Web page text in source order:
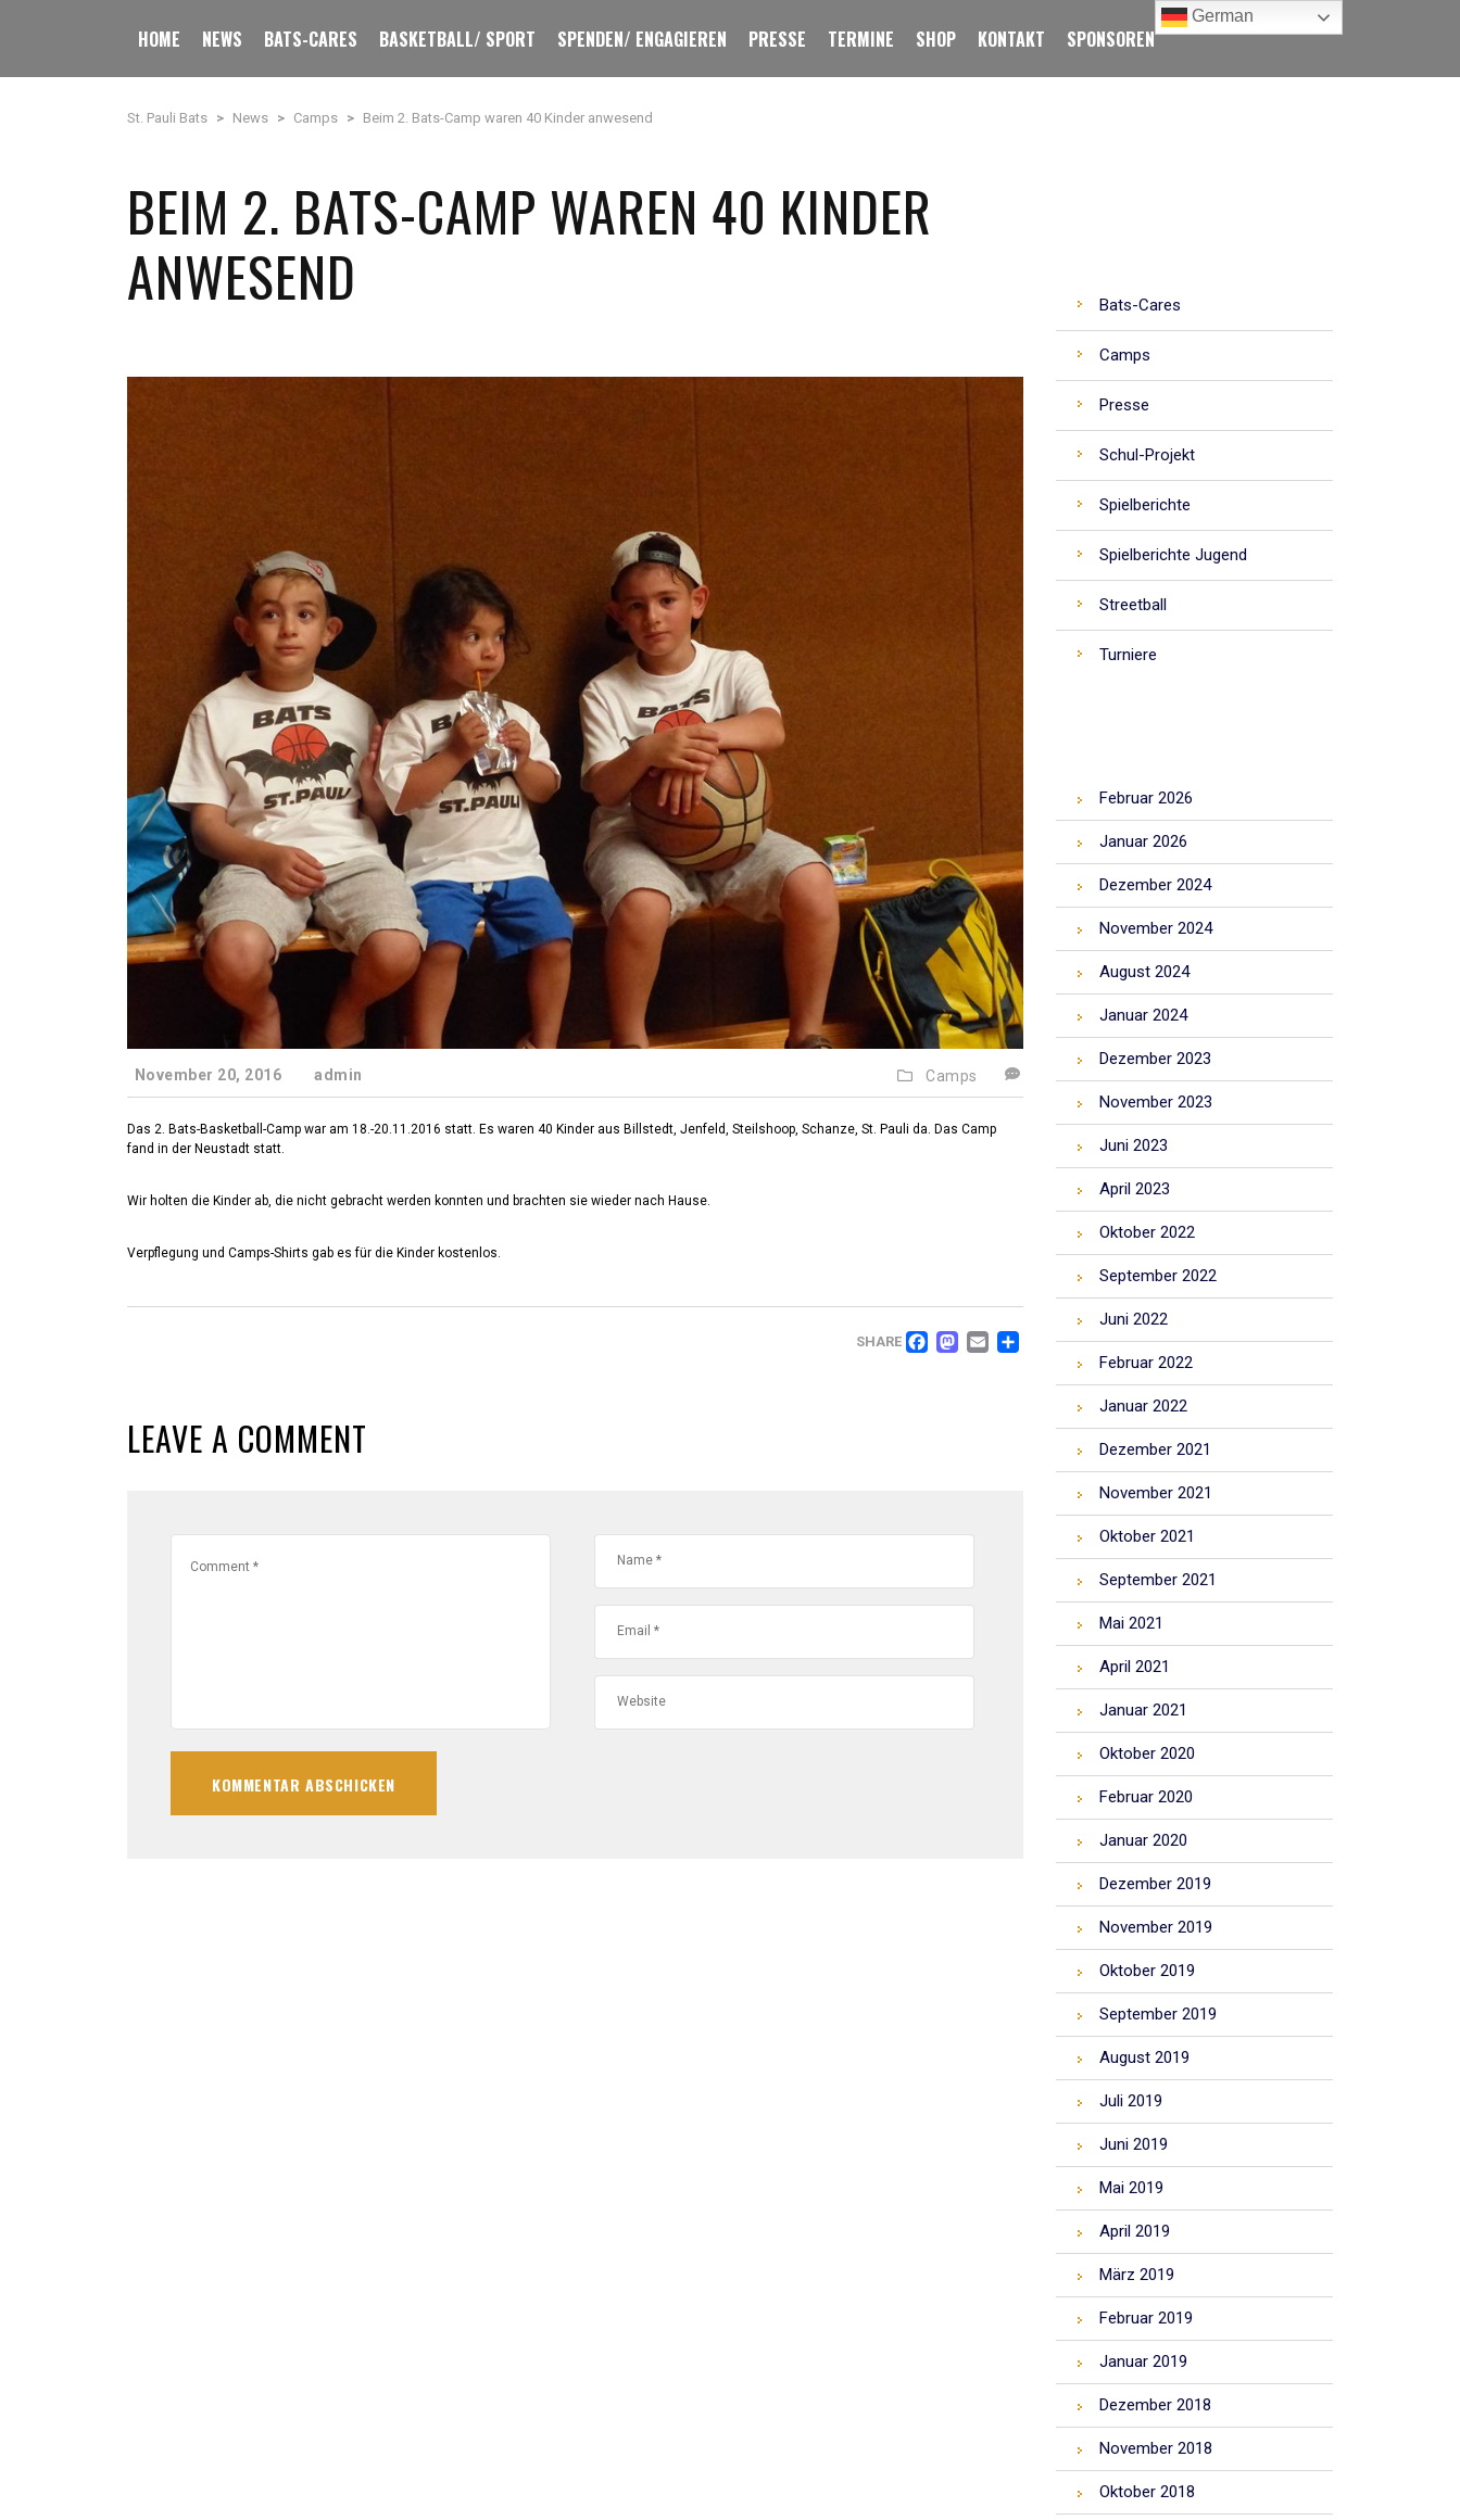
HOME NEWS BATS-CARES BASKETBALL/ SPORT SPENDEN/ ENGAGIEREN PRESSE TERMINE SHOP KONTAKT SPONSOREN
St. Pauli Bats > News > Camps > Beim 2. Bats-Camp waren 40 Kinder anwesend
BEIM 2. BATS-CAMP WAREN 40 KINDER
ANWESEND
November 20, 2016 admin Camps
Das 2. Bats-Basketball-Camp war am 18.-20.11.2016 statt. Es waren 40 Kinder aus Billstedt, Jenfeld, Steilshoop, Schanze, St. Pauli da. Das Camp
fand in der Neustadt statt.
Wir holten die Kinder ab, die nicht gebracht werden konnten und brachten sie wieder nach Hause.
Verpflegung und Camps-Shirts gab es für die Kinder kostenlos.
SHARE FACEBOOK
MASTODON
EMAIL
TEILEN
LEAVE A COMMENT
Bats-Cares
Camps
Presse
Schul-Projekt
Spielberichte
Spielberichte Jugend
Streetball
Turniere
Februar 2026
Januar 2026
Dezember 2024
November 2024
August 2024
Januar 2024
Dezember 2023
November 2023
Juni 2023
April 2023
Oktober 2022
September 2022
Juni 2022
Februar 2022
Januar 2022
Dezember 2021
November 2021
Oktober 2021
September 2021
Mai 2021
April 2021
Januar 2021
Oktober 2020
Februar 2020
Januar 2020
Dezember 2019
November 2019
Oktober 2019
September 2019
August 2019
Juli 2019
Juni 2019
Mai 2019
April 2019
März 2019
Februar 2019
Januar 2019
Dezember 2018
November 2018
Oktober 2018
German